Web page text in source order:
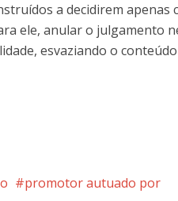
a decidirem apenas
ele, anular o julgamento
esvaziando o
promotor autuado por